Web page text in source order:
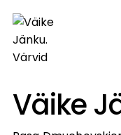
Väike